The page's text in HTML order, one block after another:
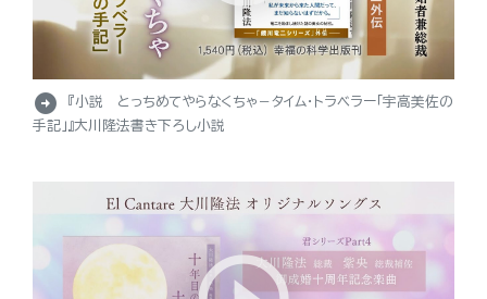
arrow_circle_right
『小説 とっちめてやらなくちゃ－タイム・トラベラー「宇高美佐の
手記」』大川隆法書き下ろし小説